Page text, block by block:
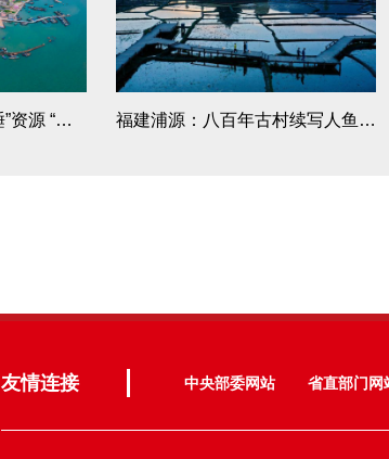
福清古老渔村唤醒“沉睡”资源 “美丽吉岛”乘风破浪 福建浦源：八百年古村续写人鱼佳话
友情连接 中央部委网站 省直部门网